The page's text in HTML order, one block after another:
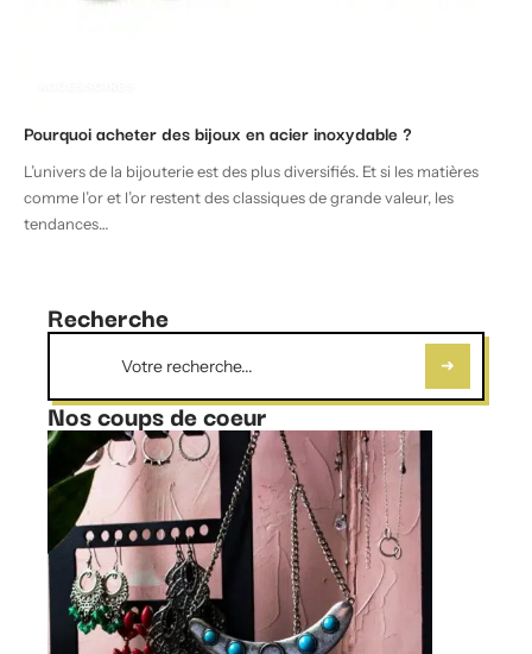
Pourquoi acheter des bijoux en acier inoxydable ?
L’univers de la bijouterie est des plus diversifiés. Et si les matières
comme l’or et l’or restent des classiques de grande valeur, les
tendances…
Recherche
Nos coups de coeur